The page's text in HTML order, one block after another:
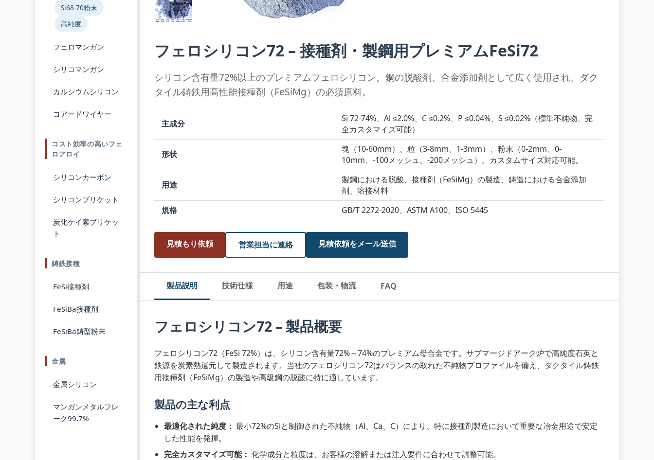
Si68-70粉末
高純度
フェロマンガン
シリコマンガン
カルシウムシリコン
コアードワイヤー
コスト効率の高いフェ
ロアロイ
シリコンカーボン
シリコンブリケット
炭化ケイ素ブリケッ
ト
鋳鉄接種
FeSi接種剤
FeSiBa接種剤
FeSiBa鋳型粉末
金属
金属シリコン
マンガンメタルフレ
ーク99.7%
フェロシリコン72 – 接種剤・製鋼用プレミアムFeSi72
シリコン含有量72%以上のプレミアムフェロシリコン。鋼の脱酸剤、合金添加剤として広く使用され、ダク
タイル鋳鉄用高性能接種剤（FeSiMg）の必須原料。
主成分
Si 72-74%、Al ≤2.0%、C ≤0.2%、P ≤0.04%、S ≤0.02%（標準不純物、完
全カスタマイズ可能）
形状
塊（10-60mm）、粒（3-8mm、1-3mm）、粉末（0-2mm、0-
10mm、-100メッシュ、-200メッシュ）。カスタムサイズ対応可能。
用途
製鋼における脱酸、接種剤（FeSiMg）の製造、鋳造における合金添加
剤、溶接材料
規格
GB/T 2272-2020、ASTM A100、ISO 5445
見積もり依頼 営業担当に連絡 見積依頼をメール送信
製品説明 技術仕様 用途 包装・物流 FAQ
フェロシリコン72 – 製品概要
フェロシリコン72（FeSi 72%）は、シリコン含有量72%～74%のプレミアム母合金です。サブマージドアーク炉で高純度石英と
鉄源を炭素熱還元して製造されます。当社のフェロシリコン72はバランスの取れた不純物プロファイルを備え、ダクタイル鋳鉄
用接種剤（FeSiMg）の製造や高級鋼の脱酸に特に適しています。
製品の主な利点
最適化された純度： 最小72%のSiと制御された不純物（Al、Ca、C）により、特に接種剤製造において重要な冶金用途で安定
した性能を発揮。
完全カスタマイズ可能： 化学成分と粒度は、お客様の溶解または注入要件に合わせて調整可能。